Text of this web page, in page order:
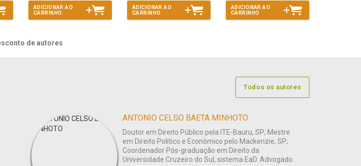
ADICIONAR AO
CARRINHO
ADICIONAR AO
CARRINHO
ADICIONAR AO
CARRINHO
de autores
Todos os autores
ANTONIO CELSO BAETA MINHOTO
Doutor em Direito Público pela ITE-Bauru, SP; Mestre
em Direito Político e Econômico pelo Mackenzie, SP;
Coordenador Pós-graduação em Direito da
Universidade Cruzeiro do Sul, sistema EaD. Advogado.